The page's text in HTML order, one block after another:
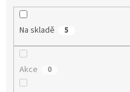
Na skladě 5
Akce 0